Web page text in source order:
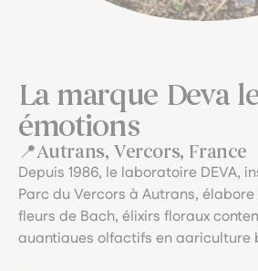
La marque Deva
émotions
Autrans, Vercors, France
Depuis 1986, le laboratoire DEVA,
Parc du Vercors à Autrans,
fleurs de Bach, élixirs floraux
quantiques olfactifs en agriculture